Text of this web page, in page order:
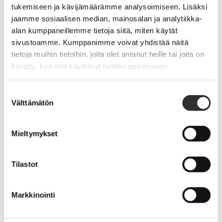
tukemiseen ja kävijämäärämme analysoimiseen. Lisäksi
jaamme sosiaalisen median, mainosalan ja analytiikka-
alan kumppaneillemme tietoja siitä, miten käytät
sivustoamme. Kumppanimme voivat yhdistää näitä
tietoja muihin tietoihin, joita olet antanut heille tai joita on
kerätty, kun olet käyttänyt heidän palvelujaan.
valinta
Välttämätön
Mieltymykset
Tilastot
Markkinointi
Hong Kongin opintomatka 2027
30.4.2026·
Pappisliiton kirkkoherraseminaari 10.–
12.5.2027
30.4.2026 ·